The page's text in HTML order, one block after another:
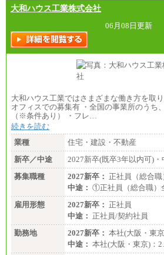
す。
中途：
全職種共通
月給制
226,600円～390,100円（勤
す）
・ご経験やスキルを考慮し
ます。
・試用期間中も同額支給し
大和ハウス工業株式会社
06月08日更新
大和ハウス工業ではさまざまな働き方を取
オフィスでの募集有 ・全国の事業所のうち
（※条件あり） ・フレ…
続きを読む
業種
住宅・建設・不動産
新卒／中途
2027新卒(既卒3年以内可)・
募集職種
2027新卒： 正社員（総合
中途： ①正社員（総合職
雇用形態
2027新卒： 正社員
中途： 正社員/契約社員
勤務地
2027新卒： 本社(大阪・東
中途： 本社(大阪・東京)：